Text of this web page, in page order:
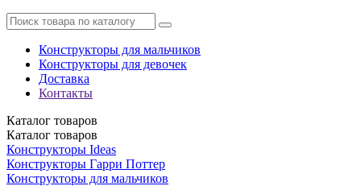
Конструкторы для мальчиков
Конструкторы для девочек
Доставка
Контакты
Каталог товаров
Каталог товаров
Конструкторы Ideas
Конструкторы Гарри Поттер
Конструкторы для мальчиков